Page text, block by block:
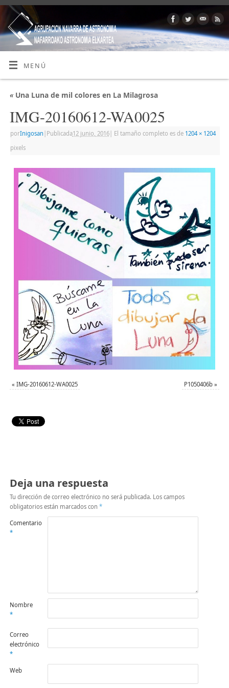
MENÚ
«Una Luna de mil colores en La Milagrosa
IMG-20160612-WA0025
porInigosan Publicada12 junio, 2016| El tamaño completo es de 1204 × 1204
pixels
« IMG-20160612-WA0025 P1050406b »
Deja una respuesta
Tu dirección de correo electrónico no será publicada. Los campos
obligatorios están marcados con *
Comentario
*
Nombre
*
Correo
electrónico
*
Web